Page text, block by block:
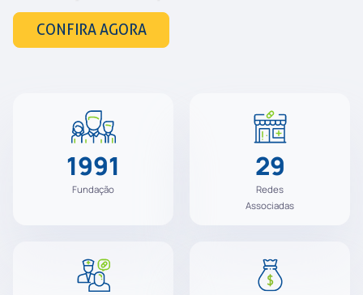
CONFIRA AGORA
1991
Fundação
29
Redes
Associadas